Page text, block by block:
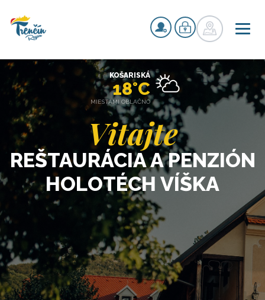
Vitajte
REŠTAURÁCIA A PENZIÓN
HOLOTÉCH VÍŠKA
KOŠARISKÁ
18°C
MIESTAMI OBLAČNO